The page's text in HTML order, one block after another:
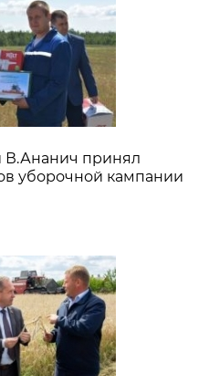
В.Ананич принял
уборочной кампании